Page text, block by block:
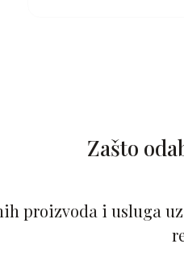
Zašto
proizvoda i usluga uz